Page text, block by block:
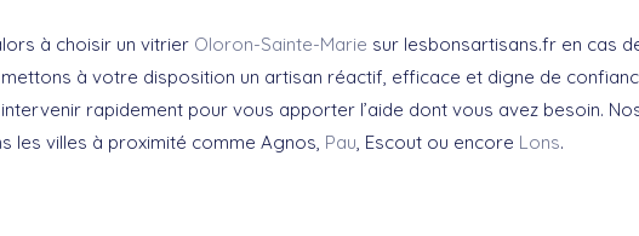
à choisir un vitrier Oloron-Sainte-Marie sur lesbonsartisans.fr en cas
à votre disposition un artisan réactif, efficace et digne de
rapidement pour vous apporter l’aide dont vous avez besoin.
les villes à proximité comme Agnos, Pau, Escout ou encore Lons.